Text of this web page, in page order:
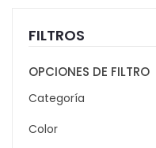
FILTROS
OPCIONES DE FILTRO
Categoría
Color